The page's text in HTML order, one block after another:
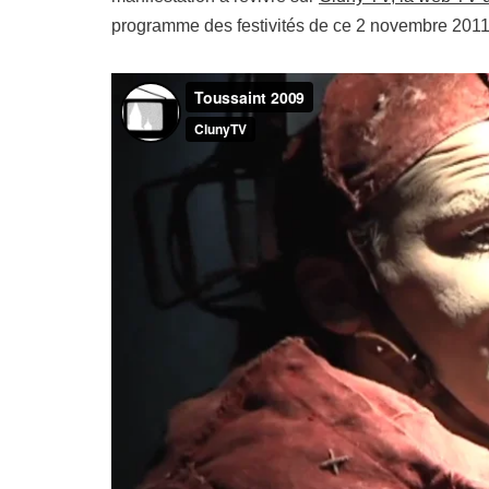
programme des festivités de ce 2 novembre